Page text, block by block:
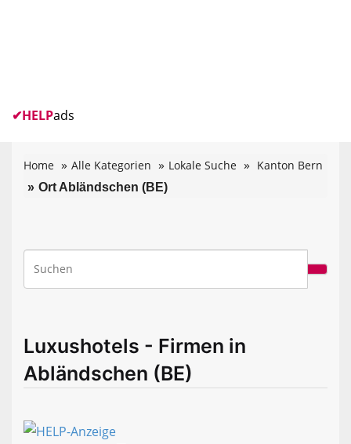
✔HELPads
Home Alle Kategorien Lokale Suche Kanton Bern
Ort Abländschen (BE)
Luxushotels - Firmen in
Abländschen (BE)